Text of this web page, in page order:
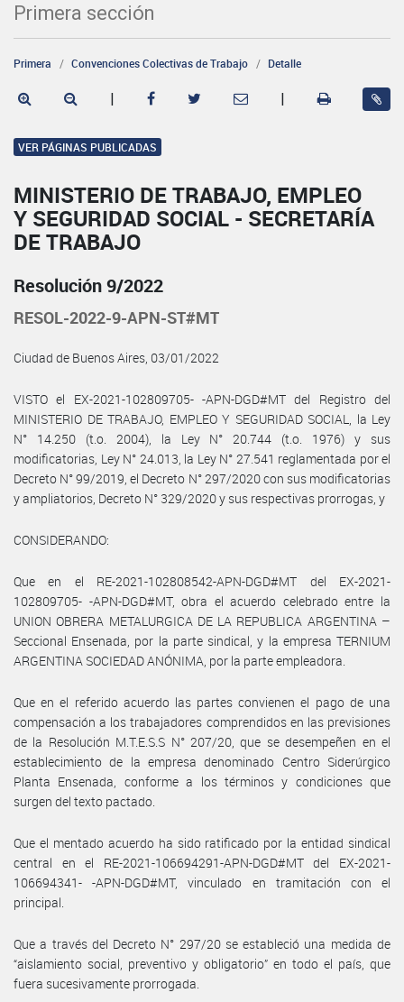
Primera sección
Primera Convenciones Colectivas de Trabajo Detalle
| |
VER PÁGINAS PUBLICADAS
MINISTERIO DE TRABAJO, EMPLEO
Y SEGURIDAD SOCIAL - SECRETARÍA
DE TRABAJO
Resolución 9/2022
RESOL-2022-9-APN-ST#MT
Ciudad de Buenos Aires, 03/01/2022
VISTO el EX-2021-102809705- -APN-DGD#MT del Registro del
MINISTERIO DE TRABAJO, EMPLEO Y SEGURIDAD SOCIAL, la Ley
N° 14.250 (t.o. 2004), la Ley N° 20.744 (t.o. 1976) y sus
modificatorias, Ley N° 24.013, la Ley N° 27.541 reglamentada por el
Decreto N° 99/2019, el Decreto N° 297/2020 con sus modificatorias
y ampliatorios, Decreto N° 329/2020 y sus respectivas prorrogas, y
CONSIDERANDO:
Que en el RE-2021-102808542-APN-DGD#MT del EX-2021-
102809705- -APN-DGD#MT, obra el acuerdo celebrado entre la
UNION OBRERA METALURGICA DE LA REPUBLICA ARGENTINA –
Seccional Ensenada, por la parte sindical, y la empresa TERNIUM
ARGENTINA SOCIEDAD ANÓNIMA, por la parte empleadora.
Que en el referido acuerdo las partes convienen el pago de una
compensación a los trabajadores comprendidos en las previsiones
de la Resolución M.T.E.S.S N° 207/20, que se desempeñen en el
establecimiento de la empresa denominado Centro Siderúrgico
Planta Ensenada, conforme a los términos y condiciones que
surgen del texto pactado.
Que el mentado acuerdo ha sido ratificado por la entidad sindical
central en el RE-2021-106694291-APN-DGD#MT del EX-2021-
106694341- -APN-DGD#MT, vinculado en tramitación con el
principal.
Que a través del Decreto N° 297/20 se estableció una medida de
“aislamiento social, preventivo y obligatorio” en todo el país, que
fuera sucesivamente prorrogada.